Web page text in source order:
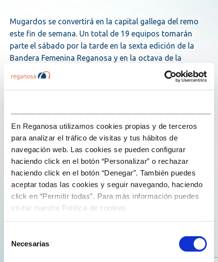
En Reganosa utilizamos cookies propias y de terceros
para analizar el tráfico de visitas y tus hábitos de
navegación web. Las cookies se pueden configurar
haciendo click en el botón “Personalizar” o rechazar
haciendo click en el botón “Denegar”. También puedes
aceptar todas las cookies y seguir navegando, haciendo
click en “Permitir todas”. Para más información puedes
visitar nuestra Política de cookies.
Necesarias
Mugardos se convertirá en la capital gallega del remo
este fin de semana. Un total de 19 equi­pos tomarán
parte el sábado por la tarde en la sexta edición de la
Bandera Femenina Reganosa y en la octava de la
Bandera Concello de Mugardos, pruebas,
respectivamente, de la Liga Fe­menina y de la Liga A de la
Los aficionados podrán seguir las competiciones desde
el puerto mugardés. La prueba femeni­na arrancará a las
17.30 horas, mientras que la masculina se espera que
tenga lugar desde las 18.00.
La Bandera Concello de Mugardos enfrentará a las
tripulaciones de Ares, Chapela-Wofco, Ti­rán-Pereira,
Urme, Narón, Cabo da Cruz, Mu­gardos-A Cabana-Ferrol